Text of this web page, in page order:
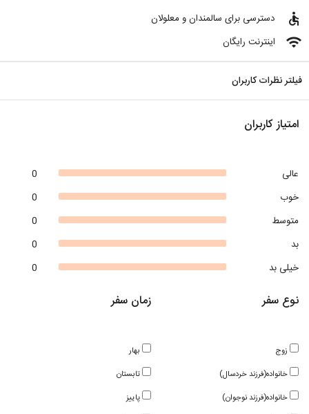
accessible دسترسی برای سالمندان و معلولان
wifi اینترنت رایگان
فیلتر نظرات کاربران
امتیاز کاربران
0
عالی
0
خوب
0
متوسط
0
بد
0
خیلی بد
زمان سفر
بهار
تابستان
پاییز
نوع سفر
زوج
خانواده(فرزند خردسال)
خانواده(فرزند نوجوان)